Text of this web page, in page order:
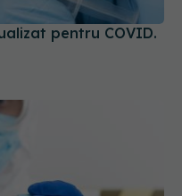
pentru COVID.